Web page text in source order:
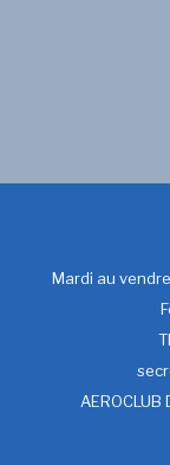
Mardi au